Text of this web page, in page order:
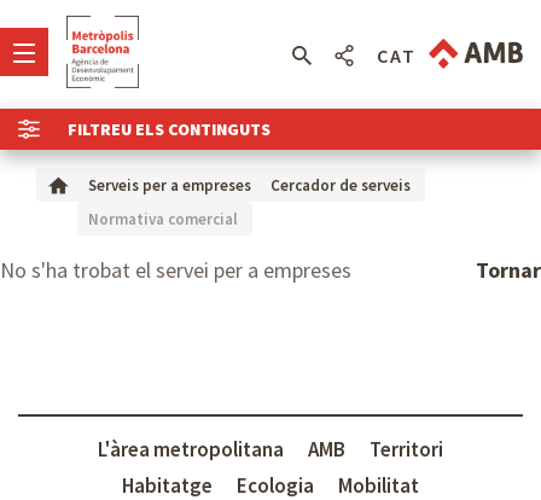
FILTREU ELS CONTINGUTS
CAT
Serveis per a empreses
Cercador de serveis
Normativa comercial
Tornar
No s'ha trobat el servei per a empreses
L'àrea metropolitana AMB
Territori
Habitatge
Ecologia
Mobilitat